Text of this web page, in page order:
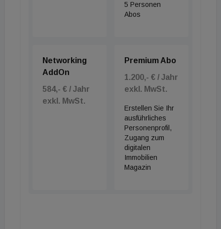
5 Personen
Abos
Networking
AddOn
584,- € / Jahr
exkl. MwSt.
Premium Abo
1.200,- € / Jahr
exkl. MwSt.
Erstellen Sie Ihr
ausführliches
Personenprofil,
Zugang zum
digitalen
Immobilien
Magazin